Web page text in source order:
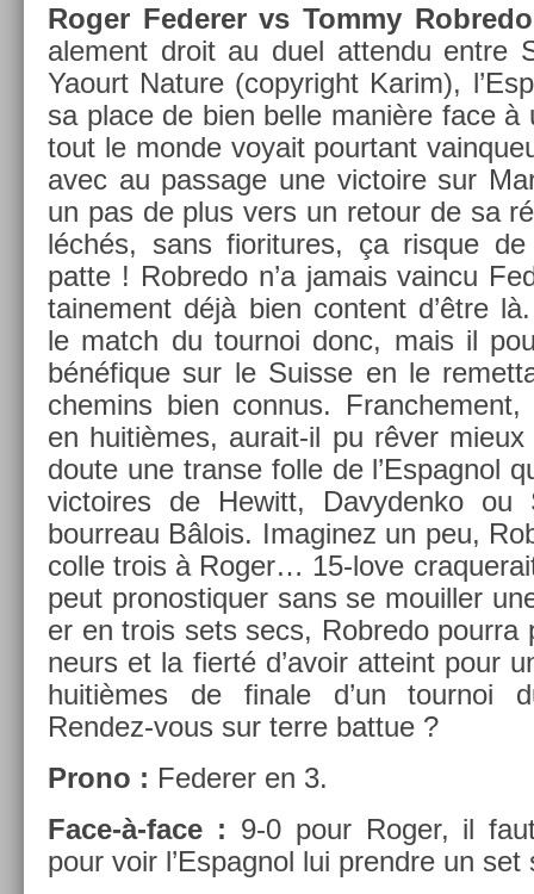
Roger Feder­er vs Tommy
ale­ment droit au duel at­tendu entre
Yaourt Na­ture (co­pyright Karim),
sa place de bien belle manière face à
tout le monde voyait pour­tant
avec au pas­sage une vic­toire sur
un pas de plus vers un re­tour de sa
léchés, sans fiori­tures, ça ris­que
patte ! Rob­redo n’a jamais vain­cu
taine­ment déjà bien con­tent d’être
le match du tour­noi donc, mais il
bénéfique sur le Suis­se en le
chemins bien con­nus.
en huitièmes, aurait-il pu rêver
doute une trans­e folle de l’Es­pagnol
vic­toires de Hewitt, Davyden­ko ou
bour­reau Bâlois. Im­aginez un peu,
colle trois à Roger… 15-love
peut pro­nos­tiqu­er sans se mouill­er
er en trois sets secs, Rob­redo
neurs et la fierté d’avoir at­teint pour
huitièmes de fin­ale d’un tour­noi
Rendez-vous sur terre bat­tue ?
Prono : Feder­er en 3.
Face-à-face : 9-0 pour Roger, il
pour voir l’Es­pagnol lui pre­ndre un set